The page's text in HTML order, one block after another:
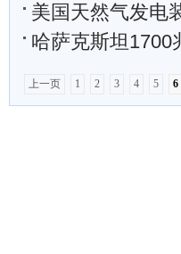
美国天然气发电
哈萨克斯坦1700
上一页 1 2 3 4 5 6